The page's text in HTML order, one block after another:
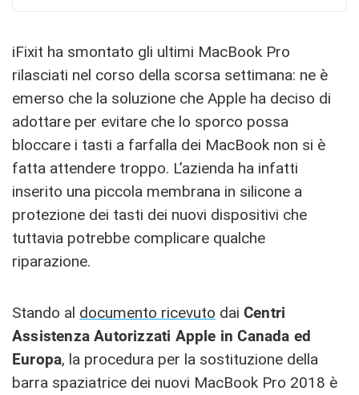
iFixit ha smontato gli ultimi MacBook Pro
rilasciati nel corso della scorsa settimana: ne è
emerso che la soluzione che Apple ha deciso di
adottare per evitare che lo sporco possa
bloccare i tasti a farfalla dei MacBook non si è
fatta attendere troppo. L’azienda ha infatti
inserito una piccola membrana in silicone a
protezione dei tasti dei nuovi dispositivi che
tuttavia potrebbe complicare qualche
riparazione.
Stando al documento ricevuto dai Centri
Assistenza Autorizzati Apple in Canada ed
Europa, la procedura per la sostituzione della
barra spaziatrice dei nuovi MacBook Pro 2018 è